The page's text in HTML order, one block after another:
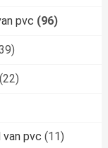
pvc (96)
(22)
van pvc (11)